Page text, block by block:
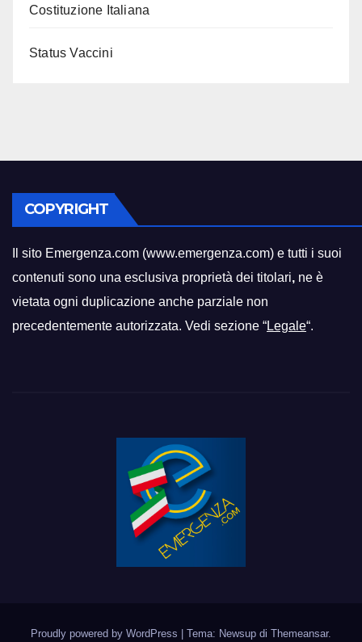
Costituzione Italiana
Status Vaccini
COPYRIGHT
Il sito Emergenza.com (www.emergenza.com) e tutti i suoi
contenuti sono una esclusiva proprietà dei titolari, ne è
vietata ogni duplicazione anche parziale non
precedentemente autorizzata. Vedi sezione “Legale“.
Proudly powered by WordPress | Tema: Newsup di Themeansar.